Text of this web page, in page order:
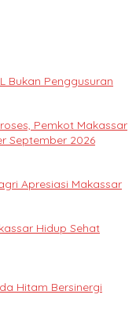
Bukan Penggusuran
Pemkot Makassar
September 2026
Apresiasi Makassar
Hidup Sehat
Hitam Bersinergi